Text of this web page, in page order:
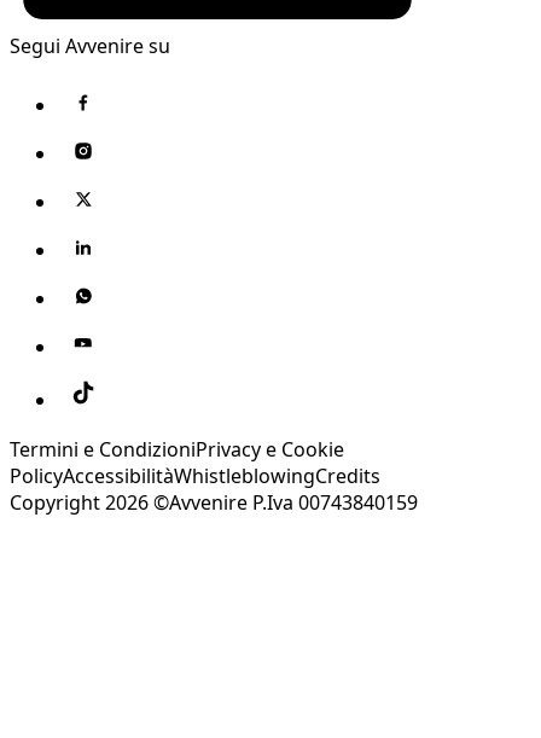
Segui Avvenire su
Termini e CondizioniPrivacy e Cookie
PolicyAccessibilitàWhistleblowingCredits
Copyright 2026 ©Avvenire P.Iva 00743840159